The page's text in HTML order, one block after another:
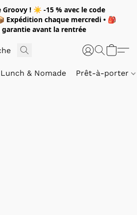
Groovy ! ☀️ -15 % avec le code
Expédition chaque mercredi• 🎒
garantie avant la rentrée
Lunch & Nomade Prêt-à-porter